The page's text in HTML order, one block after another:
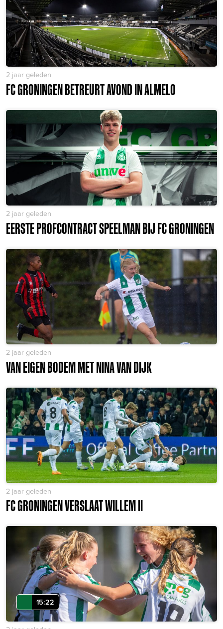
2 jaar geleden
FC GRONINGEN BETREURT AVOND IN ALMELO
2 jaar geleden
EERSTE PROFCONTRACT SPEELMAN BIJ FC GRONINGEN
2 jaar geleden
VAN EIGEN BODEM MET NINA VAN DIJK
2 jaar geleden
FC GRONINGEN VERSLAAT WILLEM II
15:22